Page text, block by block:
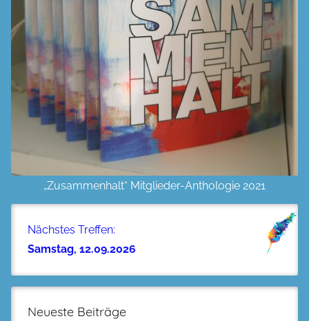
„Zusammenhalt“ Mitglieder-Anthologie 2021
Nächstes Treffen:
Samstag, 12.09.2026
Neueste Beiträge